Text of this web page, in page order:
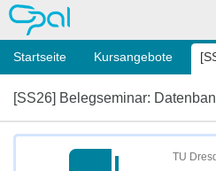
OPAL
Startseite Kursangebote
[SS26] Belegseminar:
TU